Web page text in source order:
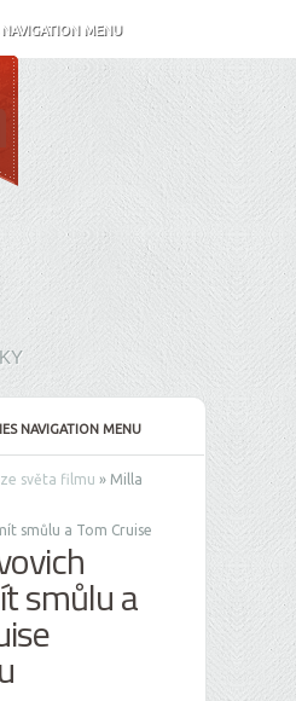
NAVIGATION MENU
NAVIGATION MENU
světa filmu » Milla
smůlu a Tom Cruise
smůlu a